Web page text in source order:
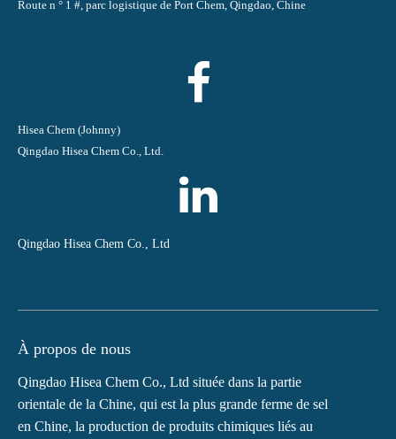
Route n ° 1 #, parc logistique de Port Chem, Qingdao, Chine
Hisea Chem (Johnny)
Qingdao Hisea Chem Co., Ltd.
Qingdao Hisea Chem Co., Ltd
À propos de nous
Qingdao Hisea Chem Co., Ltd située dans la partie
orientale de la Chine, qui est la plus grande ferme de sel
en Chine, la production de produits chimiques liés au